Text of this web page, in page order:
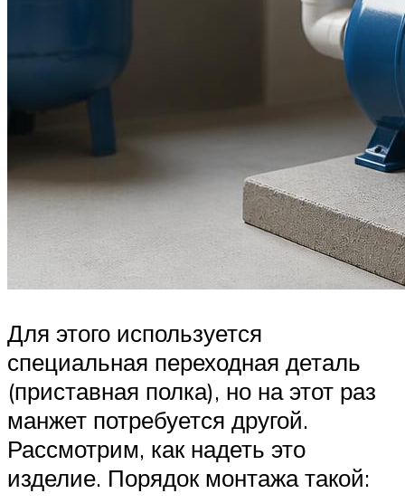
Для этого используется
специальная переходная деталь
(приставная полка), но на этот раз
манжет потребуется другой.
Рассмотрим, как надеть это
изделие. Порядок монтажа такой: